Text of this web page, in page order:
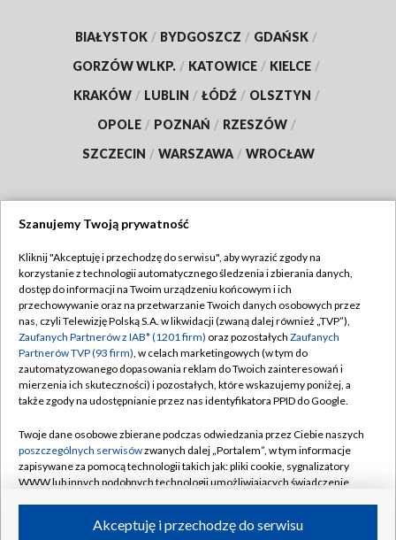
BIAŁYSTOK / BYDGOSZCZ / GDAŃSK /
GORZÓW WLKP. / KATOWICE / KIELCE /
KRAKÓW / LUBLIN / ŁÓDŹ / OLSZTYN /
OPOLE / POZNAŃ / RZESZÓW /
SZCZECIN / WARSZAWA / WROCŁAW
TVP
Abonament TVP
Emisja w TVP
Centrum informacji TVP
Naziemna Telewizja Cyfrowa
Rada Programowa
System NOS
Informacje o nadawcy
Program dla prasy
Regulamin TVP
Polityka prywatności
Moje zgody
Pomoc
Kontakt
Kanały
Szanujemy Twoją prywatność
Kliknij "Akceptuję i przechodzę do serwisu", aby wyrazić zgody na
korzystanie z technologii automatycznego śledzenia i zbierania danych,
dostęp do informacji na Twoim urządzeniu końcowym i ich
przechowywanie oraz na przetwarzanie Twoich danych osobowych przez
nas, czyli Telewizję Polską S.A. w likwidacji (zwaną dalej również „TVP”),
Zaufanych Partnerów z IAB* (1201 firm) oraz pozostałych Zaufanych
Partnerów TVP (93 firm), w celach marketingowych (w tym do
zautomatyzowanego dopasowania reklam do Twoich zainteresowań i
mierzenia ich skuteczności) i pozostałych, które wskazujemy poniżej, a
także zgody na udostępnianie przez nas identyfikatora PPID do Google.
Twoje dane osobowe zbierane podczas odwiedzania przez Ciebie naszych
poszczególnych serwisówzwanych dalej „Portalem”, w tym informacje
zapisywane za pomocą technologii takich jak: pliki cookie, sygnalizatory
WWW lub innych podobnych technologii umożliwiających świadczenie
ruchu w Internecie.Akceptuję i przechodzę do serwisu